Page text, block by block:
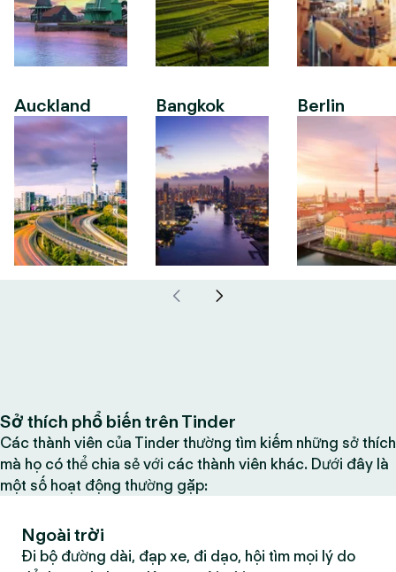
Auckland Bangkok Berlin
Sở thích phổ biến trên Tinder
Các thành viên của Tinder thường tìm kiếm những sở thích
mà họ có thể chia sẻ với các thành viên khác. Dưới đây là
một số hoạt động thường gặp:
Ngoài trời
Đi bộ đường dài, đạp xe, đi dạo, hội tìm mọi lý do